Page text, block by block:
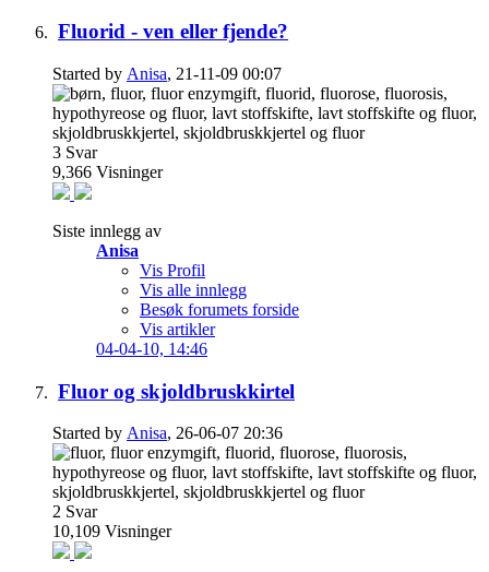
Fluorid - ven eller fjende?
Started by Anisa, 21-11-09 00:07
3 Svar
9,366 Visninger
Siste innlegg av
Anisa
Vis Profil
Vis alle innlegg
Besøk forumets forside
Vis artikler
04-04-10, 14:46
Fluor og skjoldbruskkirtel
Started by Anisa, 26-06-07 20:36
2 Svar
10,109 Visninger